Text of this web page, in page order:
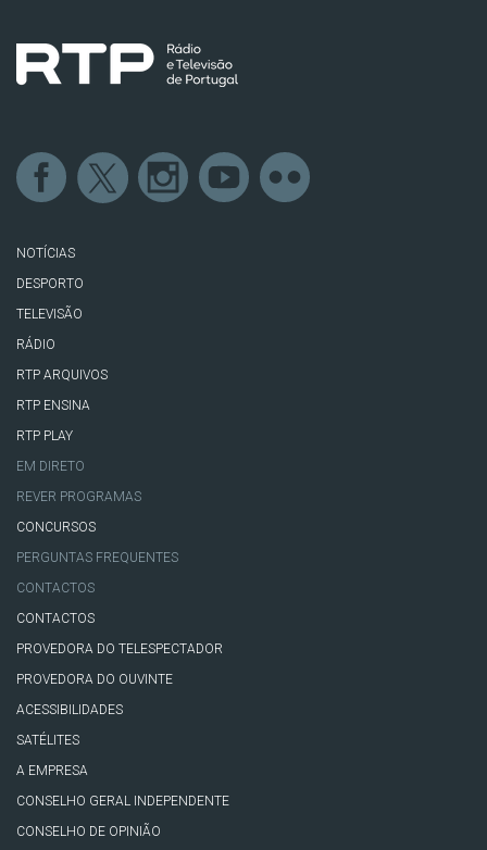
NOTÍCIAS
DESPORTO
TELEVISÃO
RÁDIO
RTP ARQUIVOS
RTP ENSINA
RTP PLAY
EM DIRETO
REVER PROGRAMAS
CONCURSOS
PERGUNTAS FREQUENTES
CONTACTOS
CONTACTOS
PROVEDORA DO TELESPECTADOR
PROVEDORA DO OUVINTE
ACESSIBILIDADES
SATÉLITES
A EMPRESA
CONSELHO GERAL INDEPENDENTE
CONSELHO DE OPINIÃO